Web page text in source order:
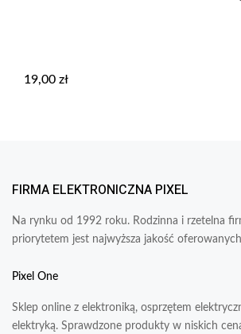
19,00 zł
FIRMA ELEKTRONICZNA PIXEL
Na rynku od 1992 roku. Rodzinna i rzetelna
priorytetem jest najwyższa jakość oferowanych
Pixel One
Sklep online z elektroniką, osprzętem
elektryką. Sprawdzone produkty w niskich